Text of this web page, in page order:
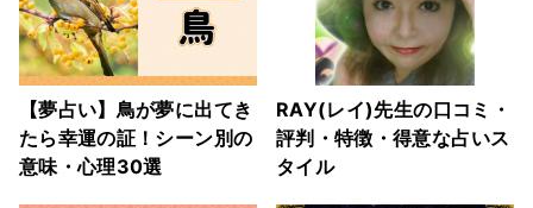
【夢占い】鳥が夢に出てき
たら幸運の証！シーン別の
意味・心理30選
RAY(レイ)先生の口コミ・
評判・特徴・得意な占いス
タイル